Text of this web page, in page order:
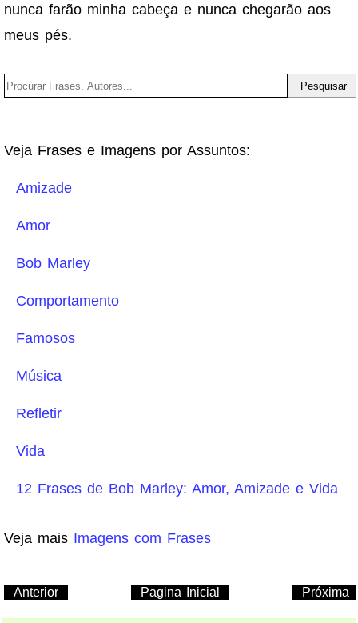
nunca farão minha cabeça e nunca chegarão aos
meus pés.
Veja Frases e Imagens por Assuntos:
Amizade
Amor
Bob Marley
Comportamento
Famosos
Música
Refletir
Vida
12 Frases de Bob Marley: Amor, Amizade e Vida
Veja mais Imagens com Frases
Anterior Próxima
Pagina Inicial